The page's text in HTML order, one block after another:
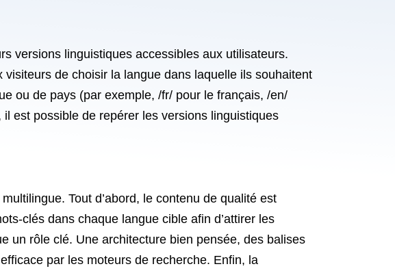
versions linguistiques accessibles aux utilisateurs.
de choisir la langue dans laquelle ils souhaitent
ou de pays (par exemple, /fr/ pour le français, /en/
est possible de repérer les versions linguistiques
Tout d’abord, le contenu de qualité est
clés dans chaque langue cible afin d’attirer les
un rôle clé. Une architecture bien pensée, des balises
par les moteurs de recherche. Enfin, la